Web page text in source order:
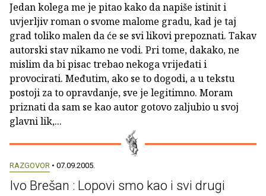
Jedan kolega me je pitao kako da napiše istinit i
uvjerljiv roman o svome malome gradu, kad je taj
grad toliko malen da će se svi likovi prepoznati. Takav
autorski stav nikamo ne vodi. Pri tome, dakako, ne
mislim da bi pisac trebao nekoga vrijeđati i
provocirati. Međutim, ako se to dogodi, a u tekstu
postoji za to opravdanje, sve je legitimno. Moram
priznati da sam se kao autor gotovo zaljubio u svoj
glavni lik,...
RAZGOVOR • 07.09.2005.
Ivo Brešan : Lopovi smo kao i svi drugi